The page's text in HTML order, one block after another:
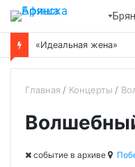
«Идеальная жена»
Главная Концерты
cобытие в архиве